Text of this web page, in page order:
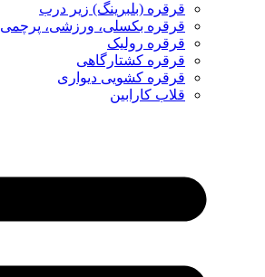
قرقره (بلبرینگ) زیر درب
قرقره بکسلی، ورزشی، پرچمی
قرقره رولیک
قرقره کشتارگاهی
قرقره کشویی دیواری
قلاب کارابین